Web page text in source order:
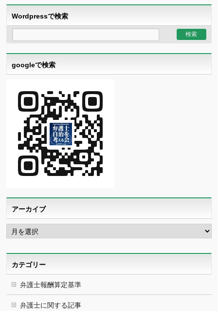
Wordpressで検索
googleで検索
アーカイブ
ア
ー
カ
カテゴリー
弁護士報酬算定基準
弁護士に関する記事